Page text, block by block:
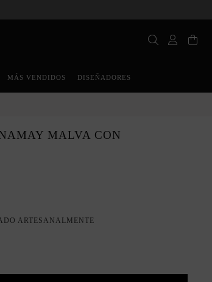
MÁS VENDIDOS DISEÑADORES
MALVA CON
ARTESANALMENTE